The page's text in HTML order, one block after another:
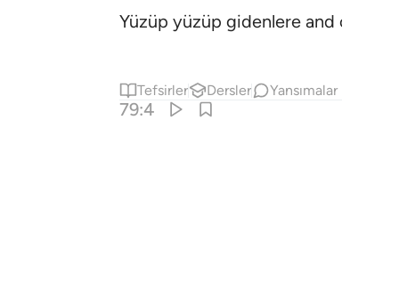
Yüzüp yüzüp gidenlere and olsun,
Tefsirler Dersler Yansımalar
79:4